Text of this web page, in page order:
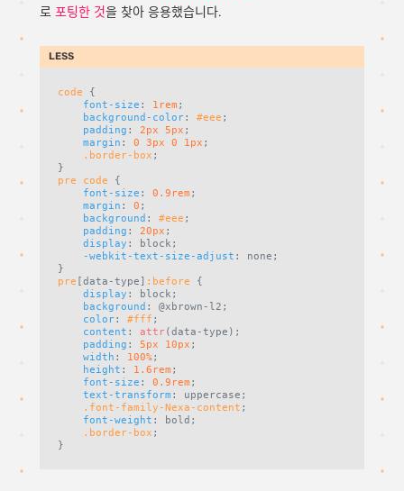
로 포팅한 것을 찾아 응용했습니다.
code {
font-size : 1rem ;
background-color: #eee ;
padding : 2px 5px ;
margin : 0 3px 0 1px ;
.border-box ;
pre
code {
font-size : 0.9rem ;
margin : 0 ;
background : #eee ;
padding : 20px ;
display : block;
-webkit-text-size-adjust : none;
pre [data-type] :before {
display : block;
background : @xbrown-l2 ;
color: #fff ;
content : attr(data-type);
padding : 5px 10px ;
width : 100%;
height : 1.6rem ;
font-size : 0.9rem ;
text-transform : uppercase;
.font-family-Nexa-content ;
font-weight : bold;
.border-box ;